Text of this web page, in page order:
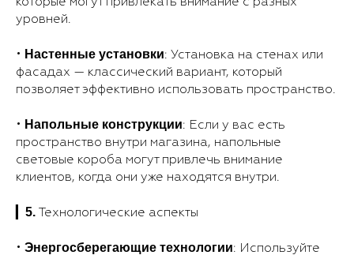
уровней.
• Настенные установки: Установка на стенах или
фасадах — классический вариант, который
позволяет эффективно использовать пространство.
• Напольные конструкции: Если у вас есть
пространство внутри магазина, напольные
световые короба могут привлечь внимание
клиентов, когда они уже находятся внутри.
5. Технологические аспекты
• Энергосберегающие технологии: Используйте